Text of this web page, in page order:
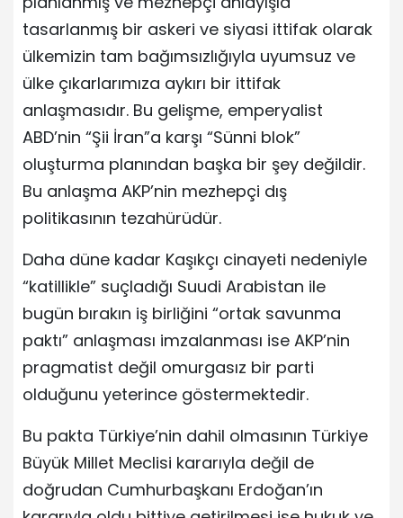
tasarlanmış bir askeri ve siyasi ittifak olarak
ülkemizin tam bağımsızlığıyla uyumsuz ve
ülke çıkarlarımıza aykırı bir ittifak
anlaşmasıdır. Bu gelişme, emperyalist
ABD’nin “Şii İran”a karşı “Sünni blok”
oluşturma planından başka bir şey değildir.
Bu anlaşma AKP’nin mezhepçi dış
politikasının tezahürüdür.
Daha düne kadar Kaşıkçı cinayeti nedeniyle
“katillikle” suçladığı Suudi Arabistan ile
bugün bırakın iş birliğini “ortak savunma
paktı” anlaşması imzalanması ise AKP’nin
pragmatist değil omurgasız bir parti
olduğunu yeterince göstermektedir.
Bu pakta Türkiye’nin dahil olmasının Türkiye
Büyük Millet Meclisi kararıyla değil de
doğrudan Cumhurbaşkanı Erdoğan’ın